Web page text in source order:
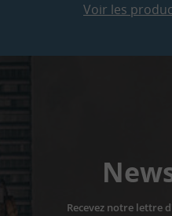
Voir les
Recevez notre lettre